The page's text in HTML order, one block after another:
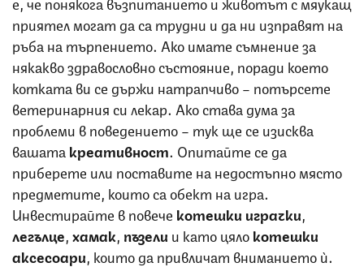
приятел могат да са трудни и да ни изправят на
ръба на търпението. Ако имате съмнение за
някакво здравословно състояние, поради което
котката ви се държи натрапчиво – потърсете
ветеринарния си лекар. Ако става дума за
проблеми в поведението – тук ще се изисква
вашата креативност. Опитайте се да
приберете или поставите на недостъпно място
предметите, които са обект на игра.
Инвестирайте в повече котешки играчки
легълце хамак пъзели и като цялокотешки
аксесоари , които да привличат вниманието ѝ.